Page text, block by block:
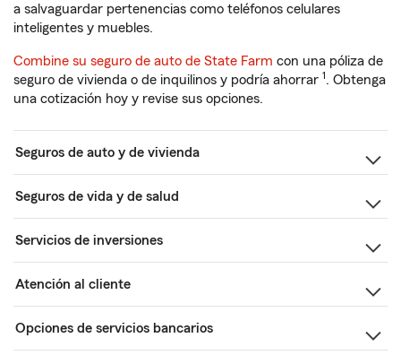
a salvaguardar pertenencias como teléfonos celulares
inteligentes y muebles.
Combine su seguro de auto de State Farm con una póliza de
seguro de vivienda o de inquilinos y podría ahorrar 1. Obtenga
una cotización hoy y revise sus opciones.
Seguros de auto y de vivienda
Seguros de vida y de salud
Servicios de inversiones
Atención al cliente
Opciones de servicios bancarios